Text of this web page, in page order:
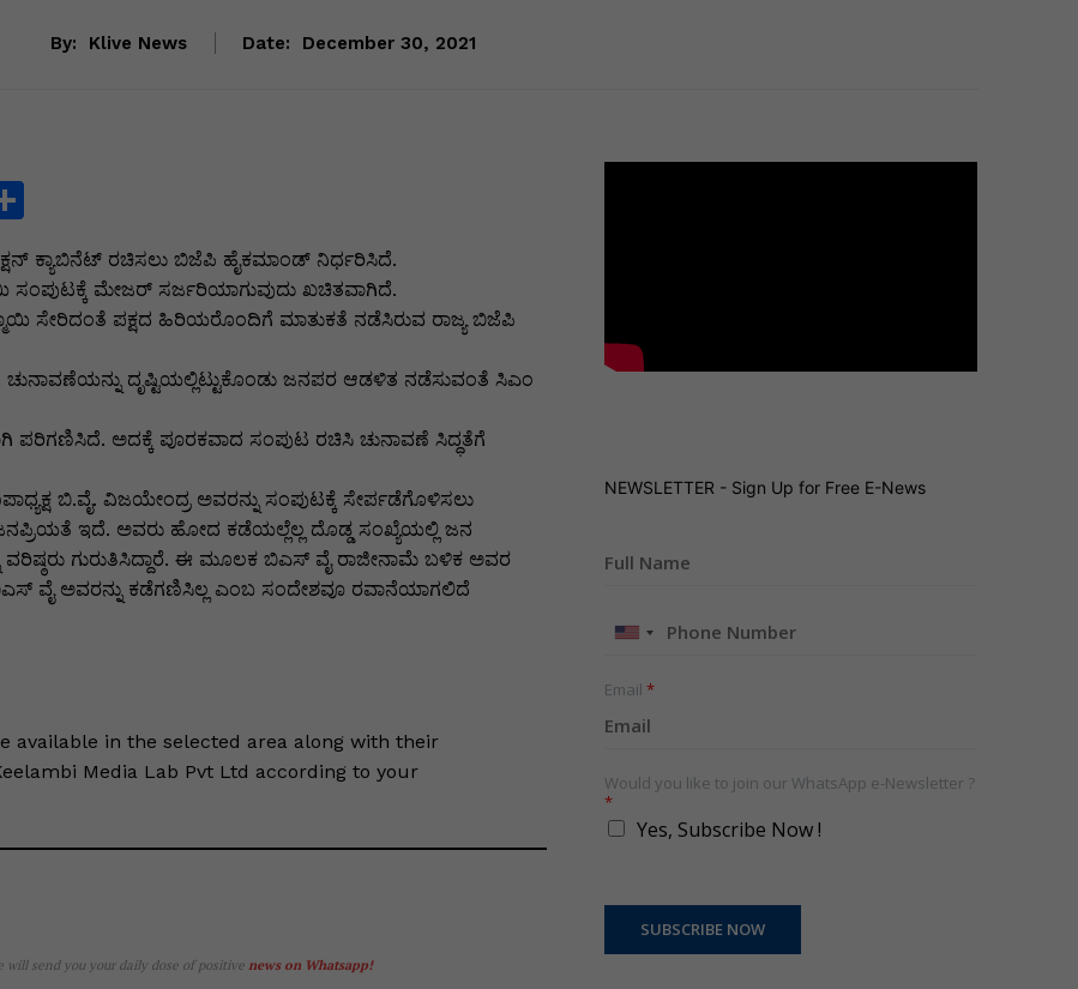
By: Klive News Date: December 30, 2021
S
ar
e
ಕ್ಯಾಬಿನೆಟ್ ರಚಿಸಲು ಬಿಜೆಪಿ ಹೈಕಮಾಂಡ್ ನಿರ್ಧರಿಸಿದೆ.
ಮೇಜರ್ ಸರ್ಜರಿಯಾಗುವುದು ಖಚಿತವಾಗಿದೆ.
ಸೇರಿದಂತೆ ಪಕ್ಷದ ಹಿರಿಯರೊಂದಿಗೆ ಮಾತುಕತೆ ನಡೆಸಿರುವ ರಾಜ್ಯ ಬಿಜೆಪಿ
ದೃಷ್ಟಿಯಲ್ಲಿಟ್ಟುಕೊಂಡು ಜನಪರ ಆಡಳಿತ ನಡೆಸುವಂತೆ ಸಿಎಂ
ಪರಿಗಣಿಸಿದೆ. ಅದಕ್ಕೆ ಪೂರಕವಾದ ಸಂಪುಟ ರಚಿಸಿ ಚುನಾವಣೆ ಸಿದ್ಧತೆಗೆ
ಬಿ.ವೈ. ವಿಜಯೇಂದ್ರ ಅವರನ್ನು ಸಂಪುಟಕ್ಕೆ ಸೇರ್ಪಡೆಗೊಳಿಸಲು
ಇದೆ. ಅವರು ಹೋದ ಕಡೆಯಲ್ಲೆಲ್ಲ ದೊಡ್ಡ ಸಂಖ್ಯೆಯಲ್ಲಿ ಜನ
ವರಿಷ್ಠರು ಗುರುತಿಸಿದ್ದಾರೆ. ಈ ಮೂಲಕ ಬಿಎಸ್ ವೈ ರಾಜೀನಾಮೆ ಬಳಿಕ ಅವರ
ವೈ ಅವರನ್ನು ಕಡೆಗಣಿಸಿಲ್ಲ ಎಂಬ ಸಂದೇಶವೂ ರವಾನೆಯಾಗಲಿದೆ
available in the selected area along with their
Media Lab Pvt Ltd according to your
will send you your daily dose of positive news on Whatsapp!
NEWSLETTER - Sign Up for Free E-News
United
+1
Email *
Would you like to join our WhatsApp e-Newsletter ?
*
Yes, Subscribe Now !
SUBSCRIBE NOW